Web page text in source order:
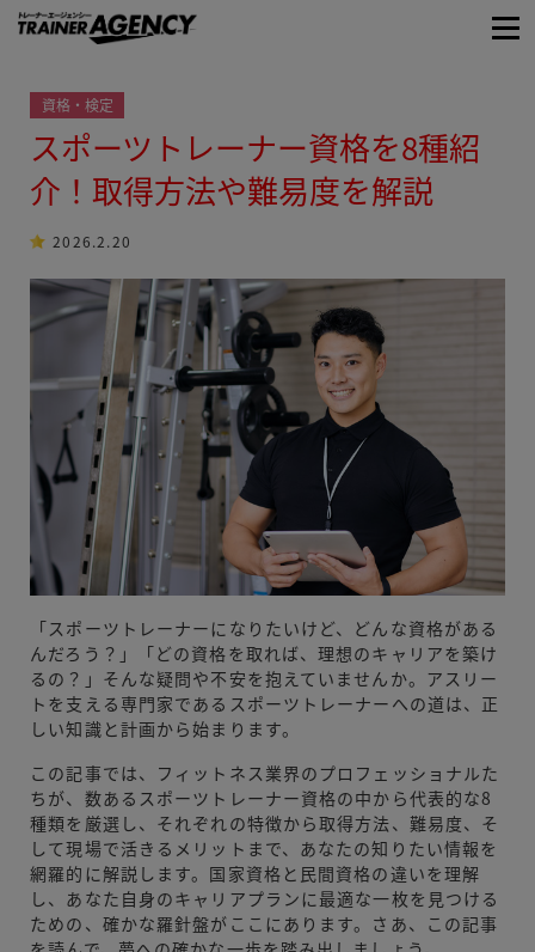
資格・検定
スポーツトレーナー資格を8種紹
介！取得方法や難易度を解説
2026.2.20
「スポーツトレーナーになりたいけど、どんな資格がある
んだろう？」「どの資格を取れば、理想のキャリアを築け
るの？」そんな疑問や不安を抱えていませんか。アスリー
トを支える専門家であるスポーツトレーナーへの道は、正
しい知識と計画から始まります。
この記事では、フィットネス業界のプロフェッショナルた
ちが、数あるスポーツトレーナー資格の中から代表的な8
種類を厳選し、それぞれの特徴から取得方法、難易度、そ
して現場で活きるメリットまで、あなたの知りたい情報を
網羅的に解説します。国家資格と民間資格の違いを理解
し、あなた自身のキャリアプランに最適な一枚を見つける
ための、確かな羅針盤がここにあります。さあ、この記事